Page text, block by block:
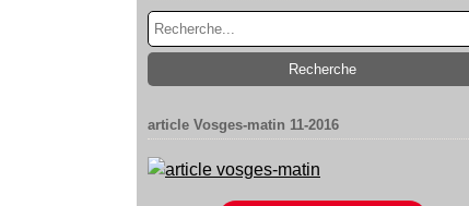
article Vosges-matin 11-2016